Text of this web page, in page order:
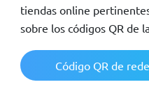
tiendas online
sobre los códigos QR de
Código QR de